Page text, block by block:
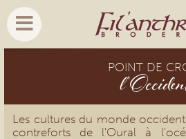
POINT DE
Les cultures du monde
contreforts de l'Oural à